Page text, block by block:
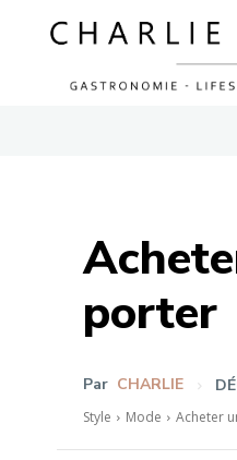
porter
Par CHARLIE
Style Mode Acheter